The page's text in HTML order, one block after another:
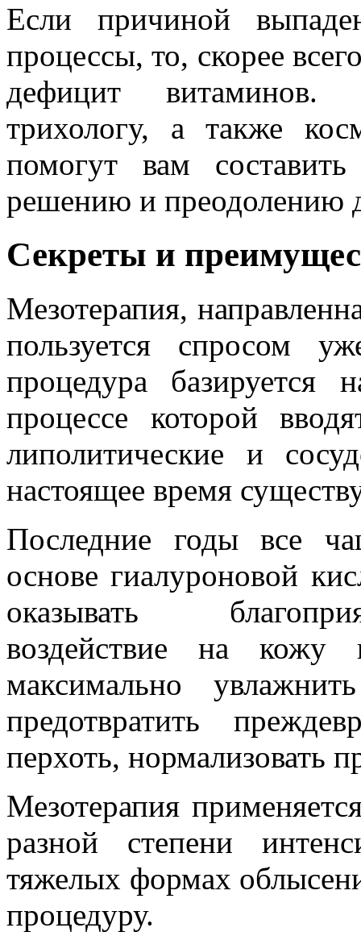
Если причиной
процессы, то, скорее
дефицит витаминов.
трихологу, а также
помогут вам
решению и преодолению
Секреты и
Мезотерапия,
пользуется спросом
процедура базируется
процессе которой
липолитические и
настоящее время
Последние годы все
основе гиалуроновой
оказывать
воздействие на кожу
максимально
предотвратить
перхоть, нормализовать
Мезотерапия
разной степени
тяжелых формах
процедуру.